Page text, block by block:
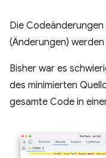
Die Codeänderungen
(Änderungen)
Bisher war es
des minimierten
gesamte Code in